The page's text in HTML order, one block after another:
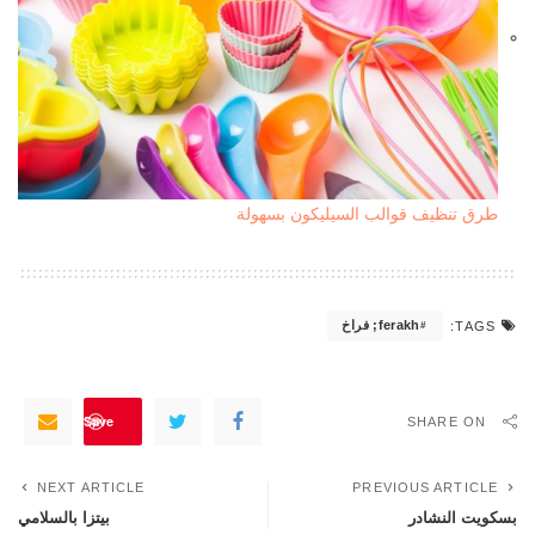
طرق تنظيف قوالب السيليكون بسهولة
TAGS: ferakh; فراخ
SHARE ON
Save
PREVIOUS ARTICLE
بسكويت النشادر
NEXT ARTICLE
بيتزا بالسلامي